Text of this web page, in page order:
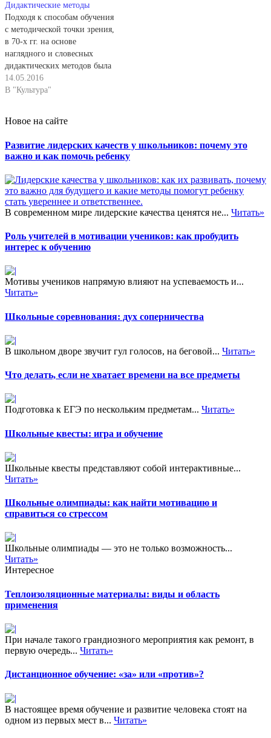
только вместе, но и раздельно.
Это позволяет полнее
показать специфику
деятельности учителя и
учащихся, подчеркнуть общие
черты, особенности и
закономерности. Структура
книги порождает
Дидактические методы
Подходя к способам обучения
с методической точки зрения,
в 70-х гг. на основе
наглядного и словесных
дидактических методов была
разработана система
словесных и наглядных
которая вместе с
методическими средствами
отвечает особенностям
учебного исторического
материала, целям обучения
истории и познавательным
возможностям учащихся
…
14.05.2016
В "Культура"
Новое на сайте
Развитие лидерских качеств у школьников: почему это
важно и как помочь ребенку
В современном мире лидерские качества ценятся не... Читать»
Роль учителей в мотивации учеников: как пробудить
интерес к обучению
Мотивы учеников напрямую влияют на успеваемость и...
Читать»
Школьные соревнования: дух соперничества
В школьном дворе звучит гул голосов, на беговой... Читать»
Что делать, если не хватает времени на все предметы
Подготовка к ЕГЭ по нескольким предметам... Читать»
Школьные квесты: игра и обучение
Школьные квесты представляют собой интерактивные...
Читать»
Школьные олимпиады: как найти мотивацию и
справиться со стрессом
Школьные олимпиады — это не только возможность...
Читать»
Интересное
Теплоизоляционные материалы: виды и область
применения
При начале такого грандиозного мероприятия как ремонт, в
первую очередь... Читать»
Дистанционное обучение: «за» или «против»?
В настоящее время обучение и развитие человека стоят на
одном из первых мест в... Читать»